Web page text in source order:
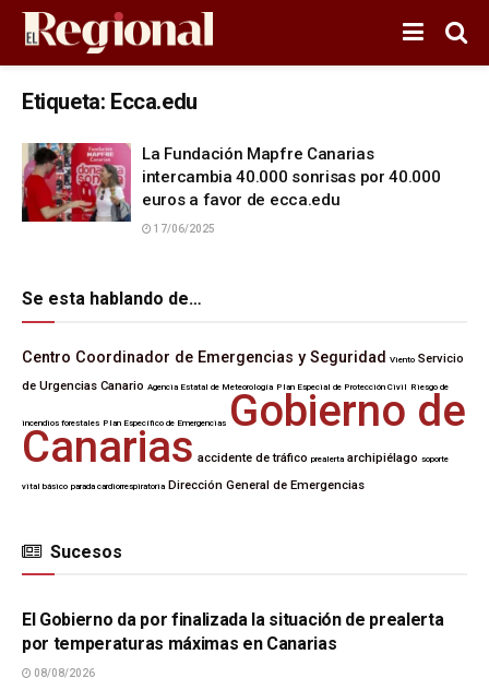
Etiqueta: Ecca.edu
La Fundación Mapfre Canarias
intercambia 40.000 sonrisas por 40.000
euros a favor de ecca.edu
17/06/2025
Se esta hablando de…
Centro Coordinador de Emergencias y Seguridad Viento Servicio
de Urgencias Canario Agencia Estatal de Meteorología Plan Especial de Protección Civil Riesgo de
incendios forestales Plan Específico de Emergencias Gobierno de
Canarias accidente de tráfico prealerta archipiélago soporte
vital básico parada cardiorrespiratoria Dirección General de Emergencias
Sucesos
SUCESOS
El Gobierno da por finalizada la situación de prealerta
por temperaturas máximas en Canarias
08/08/2026